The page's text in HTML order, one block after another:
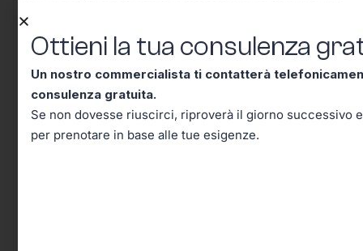
business in crescita.
Ottieni la tua consulenza
Un nostro commercialista ti contatterà
consulenza gratuita.
Se non dovesse riuscirci, riproverà il giorno successivo
per prenotare in base alle tue esigenze.